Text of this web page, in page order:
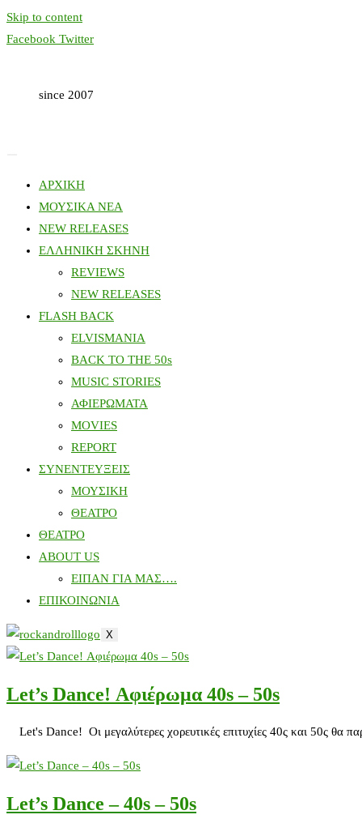
Skip to content
Facebook Twitter
since 2007
ΑΡΧΙΚΗ
ΜΟΥΣΙΚΑ ΝΕΑ
NEW RELEASES
ΕΛΛΗΝΙΚΗ ΣΚΗΝΗ
REVIEWS
NEW RELEASES
FLASH BACK
ELVISMANIA
BACK TO THE 50s
MUSIC STORIES
ΑΦΙΕΡΩΜΑΤΑ
MOVIES
REPORT
ΣΥΝΕΝΤΕΥΞΕΙΣ
ΜΟΥΣΙΚΗ
ΘΕΑΤΡΟ
ΘΕΑΤΡΟ
ABOUT US
ΕΙΠΑΝ ΓΙΑ ΜΑΣ….
ΕΠΙΚΟΙΝΩΝΙΑ
X
Let’s Dance! Αφιέρωμα 40s – 50s
Let's Dance! Οι μεγαλύτερες χορευτικές επιτυχίες 40ς και 50ς
Let’s Dance – 40s – 50s